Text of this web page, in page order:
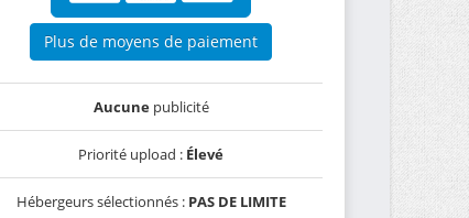
Plus de moyens de paiement
Aucunepublicité
Priorité upload : Élevé
Hébergeurs sélectionnés : PAS DE LIMITE